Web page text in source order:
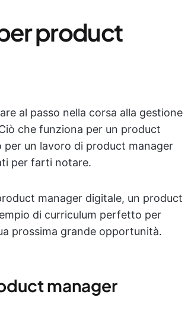
product
al passo nella corsa alla gestione
che funziona per un product
un lavoro di product manager
per farti notare.
manager digitale, un product
di curriculum perfetto per
prossima grande opportunità.
manager